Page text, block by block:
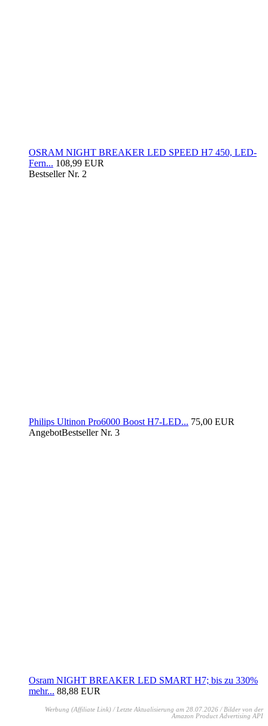
OSRAM NIGHT BREAKER LED SPEED H7 450, LED-
Fern... 108,99 EUR
Bestseller Nr. 2
Philips Ultinon Pro6000 Boost H7-LED... 75,00 EUR
AngebotBestseller Nr. 3
Osram NIGHT BREAKER LED SMART H7; bis zu 330%
mehr... 88,88 EUR
Werbung (Affiliate Link) / Letzte Aktualisierung am 28.07.2026 / Bilder von der
Amazon Product Advertising API